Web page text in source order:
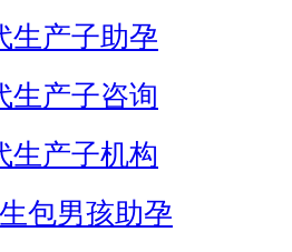
生产子助孕
生产子咨询
生产子机构
包男孩助孕